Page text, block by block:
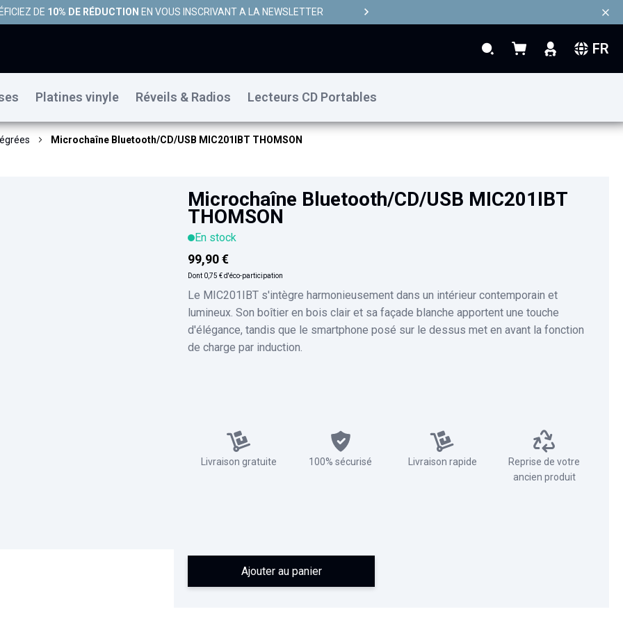
DE 10% DE RÉDUCTION EN VOUS INSCRIVANT A LA NEWSLETTER
RechercherMon panier FR
Platines vinyle Réveils & Radios Lecteurs CD Portables
99,90 € Ajouter au panier
Microchaîne Bluetooth/CD/USB MIC201IBT THOMSON
Microchaîne Bluetooth/CD/USB MIC201IBT
THOMSON
En stock
99,90 €
Dont 0,75 €d'éco-participation
Le MIC201IBT s'intègre harmonieusement dans un intérieur contemporain et
lumineux. Son boîtier en bois clair et sa façade blanche apportent une touche
d'élégance, tandis que le smartphone posé sur le dessus met en avant la fonction
de charge par induction.
Livraison gratuite 100% sécurisé Livraison rapide
Reprise de votre
ancien produit
Ajouter au panier